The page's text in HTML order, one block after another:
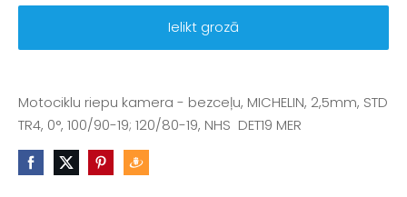
Ielikt grozā
Motociklu riepu kamera - bezceļu, MICHELIN, 2,5mm, STD
TR4, 0°, 100/90-19; 120/80-19, NHS DET19 MER